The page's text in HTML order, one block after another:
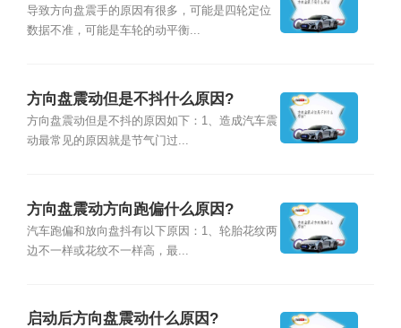
导致方向盘震手的原因有很多，可能是四轮定位
数据不准，可能是车轮的动平衡...
方向盘震动但是不抖什么原因?
方向盘震动但是不抖的原因如下：1、造成汽车震
动最常见的原因就是节气门过...
方向盘震动方向跑偏什么原因?
汽车跑偏和放向盘抖有以下原因：1、轮胎花纹两
边不一样或花纹不一样高，最...
启动后方向盘震动什么原因?